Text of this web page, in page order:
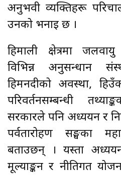
अनुभवी व्यक्तिहरू
उनको भनाइ छ ।
हिमाली क्षेत्रमा
विभिन्न अनुसन्धान
हिमनदीको अवस्था,
परिवर्तनसम्बन्धी
सरकारले पनि अध्ययन र
पर्वतारोहण सङ्घका
बताउछन् । यस्ता
मूल्याङ्कन र नीतिगत